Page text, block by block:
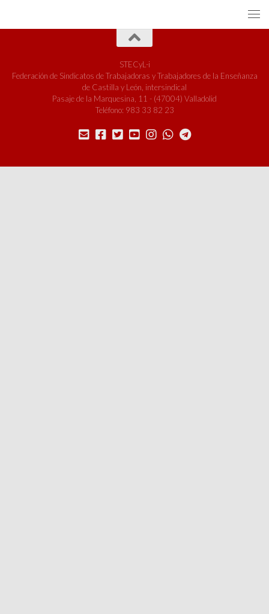
STECyL-i
Federación de Sindicatos de Trabajadoras y Trabajadores de la Enseñanza
de Castilla y León, intersindical
Pasaje de la Marquesina, 11 - (47004) Valladolid
Teléfono: 983 33 82 23